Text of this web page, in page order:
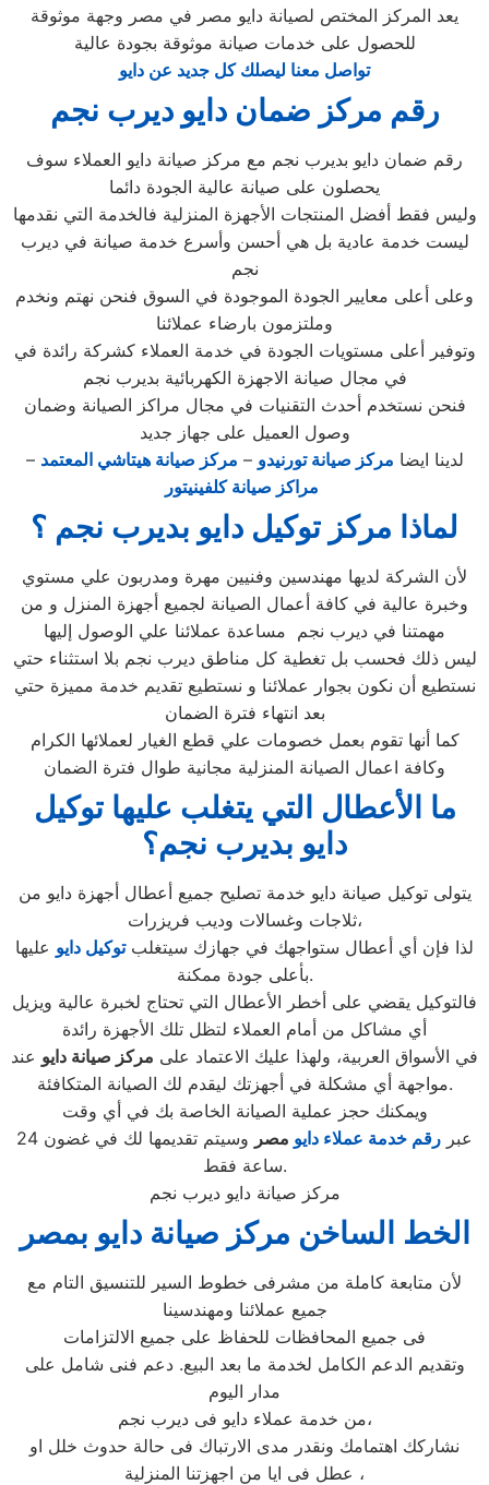
يعد المركز المختص لصيانة دايو مصر في مصر وجهة موثوقة
للحصول على خدمات صيانة موثوقة بجودة عالية
تواصل معنا ليصلك كل جديد عن دايو
رقم مركز ضمان دايو ديرب نجم
رقم ضمان دايو بديرب نجم مع مركز صيانة دايو العملاء سوف
يحصلون على صيانة عالية الجودة دائما
وليس فقط أفضل المنتجات الأجهزة المنزلية فالخدمة التي نقدمها
ليست خدمة عادية بل هي أحسن وأسرع خدمة صيانة في ديرب
نجم
وعلى أعلى معايير الجودة الموجودة في السوق فنحن نهتم ونخدم
وملتزمون بارضاء عملائنا
وتوفير أعلى مستويات الجودة في خدمة العملاء كشركة رائدة في
في مجال صيانة الاجهزة الكهربائية بديرب نجم
فنحن نستخدم أحدث التقنيات في مجال مراكز الصيانة وضمان
وصول العميل على جهاز جديد
لدينا ايضا مركز صيانة تورنيدو – مركز صيانة هيتاشي المعتمد –
مراكز صيانة كلفينيتور
لماذا مركز توكيل دايو بديرب نجم ؟
لأن الشركة لديها مهندسين وفنيين مهرة ومدربون علي مستوي
وخبرة عالية في كافة أعمال الصيانة لجميع أجهزة المنزل و من
مهمتنا في ديرب نجم مساعدة عملائنا علي الوصول إليها
ليس ذلك فحسب بل تغطية كل مناطق ديرب نجم بلا استثناء حتي
نستطيع أن نكون بجوار عملائنا و نستطيع تقديم خدمة مميزة حتي
بعد انتهاء فترة الضمان
كما أنها تقوم بعمل خصومات علي قطع الغيار لعملائها الكرام
وكافة اعمال الصيانة المنزلية مجانية طوال فترة الضمان
ما الأعطال التي يتغلب عليها توكيل
دايو بديرب نجم؟
يتولى توكيل صيانة دايو خدمة تصليح جميع أعطال أجهزة دايو من
ثلاجات وغسالات وديب فريزرات،
لذا فإن أي أعطال ستواجهك في جهازك سيتغلبتوكيل دايو عليها
بأعلى جودة ممكنة.
فالتوكيل يقضي على أخطر الأعطال التي تحتاج لخبرة عالية ويزيل
أي مشاكل من أمام العملاء لتظل تلك الأجهزة رائدة
في الأسواق العربية، ولهذا عليك الاعتماد على مركز صيانة دايو عند
مواجهة أي مشكلة في أجهزتك ليقدم لك الصيانة المتكافئة.
ويمكنك حجز عملية الصيانة الخاصة بك في أي وقت
عبر رقم خدمة عملاء دايو مصر
وسيتم تقديمها لك في غضون 24
ساعة فقط.
مركز صيانة دايو ديرب نجم
الخط الساخن مركز صيانة دايو بمصر
لأن متابعة كاملة من مشرفى خطوط السير للتنسيق التام مع
جميع عملائنا ومهندسينا
فى جميع المحافظات للحفاظ على جميع الالتزامات
وتقديم الدعم الكامل لخدمة ما بعد البيع. دعم فنى شامل على
مدار اليوم
من خدمة عملاء دايو فى ديرب نجم،
نشاركك اهتمامك ونقدر مدى الارتباك فى حالة حدوث خلل او
عطل فى ايا من اجهزتنا المنزلية ،